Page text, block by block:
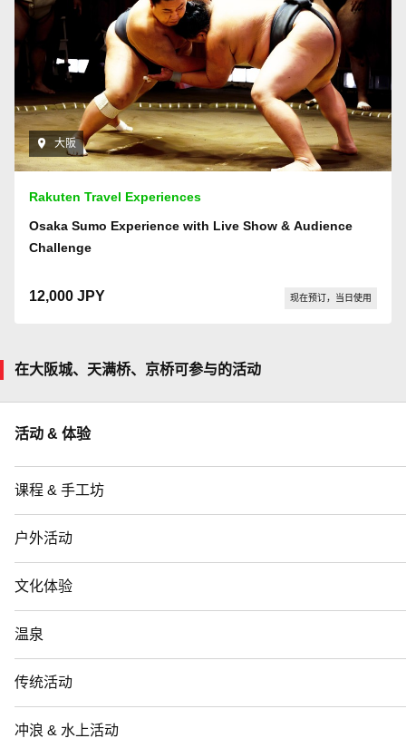
大阪
Rakuten Travel Experiences
Osaka Sumo Experience with Live Show & Audience
Challenge
12,000 JPY 现在预订，当日使用
在大阪城、天满桥、京桥可参与的活动
活动 & 体验
课程 & 手工坊
户外活动
文化体验
温泉
传统活动
冲浪 & 水上活动